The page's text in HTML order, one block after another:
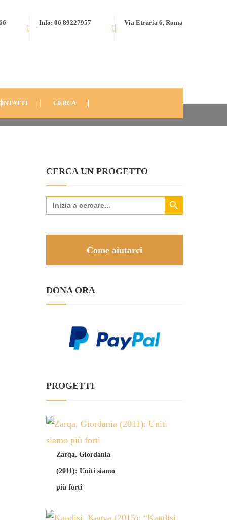
Via Etruria 6, Roma
Info: 06 89227957
CERCA
CERCA UN PROGETTO
Search
for:
Search Button
Come aiutarci
DONA ORA
PROGETTI
Zarqa, Giordania
(2011): Uniti siamo
più forti